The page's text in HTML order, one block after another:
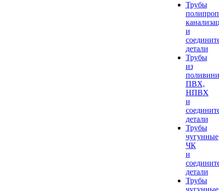
Трубы
и
детали
Трубы
из
ПВХ,
НПВХ
и
детали
Трубы
чугунные
ЧК
и
детали
Трубы
чугунные